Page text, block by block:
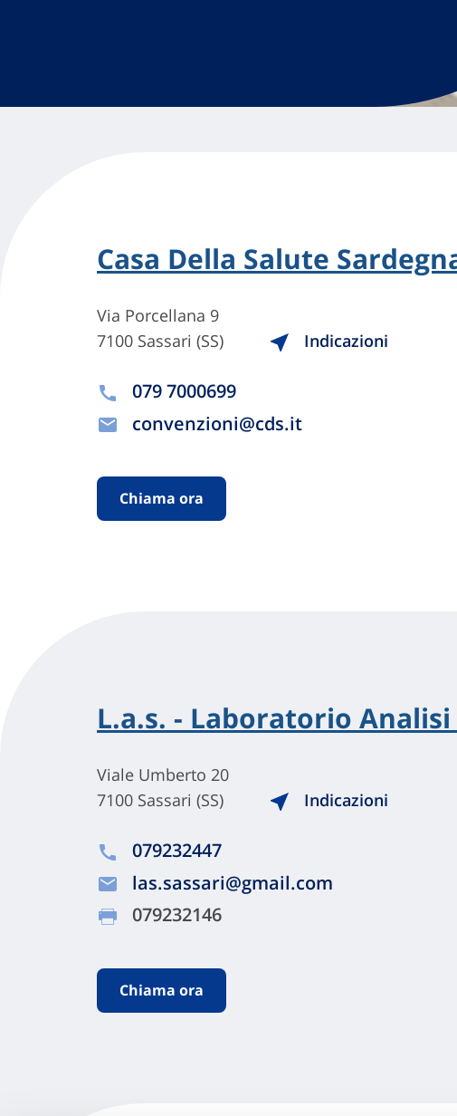
Casa Della Salute
Via Porcellana 9
7100 Sassari (SS)
Indicazioni
079 7000699
convenzioni@cds.it
Chiama ora
L.a.s. - Laboratorio Analisi
Viale Umberto 20
7100 Sassari (SS)
Indicazioni
079232447
las.sassari@gmail.com
079232146
Chiama ora